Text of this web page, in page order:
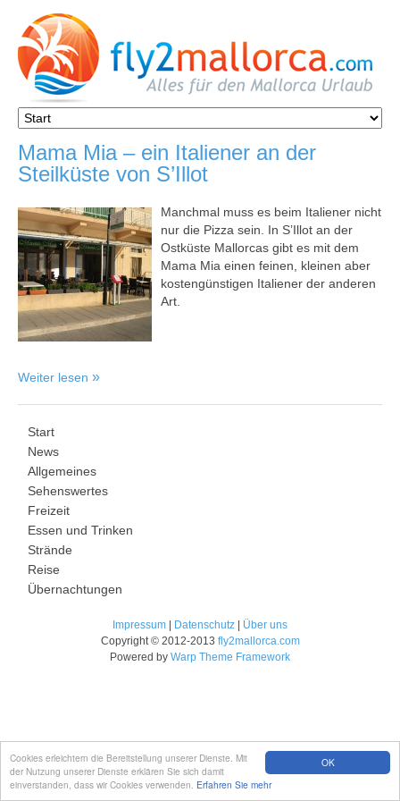
OK
Cookies erleichtern die Bereitstellung unserer Dienste. Mit
der Nutzung unserer Dienste erklären Sie sich damit
einverstanden, dass wir Cookies verwenden. Erfahren Sie mehr
Mama Mia – ein Italiener an der
Steilküste von S’Illot
Manchmal muss es beim Italiener nicht
nur die Pizza sein. In S’Illot an der
Ostküste Mallorcas gibt es mit dem
Mama Mia einen feinen, kleinen aber
kostengünstigen Italiener der anderen
Art.
Weiter lesen
Start
News
Allgemeines
Sehenswertes
Freizeit
Essen und Trinken
Strände
Reise
Übernachtungen
Impressum Datenschutz
Über uns
Copyright © 2012-2013 fly2mallorca.com
Powered by Warp Theme Framework